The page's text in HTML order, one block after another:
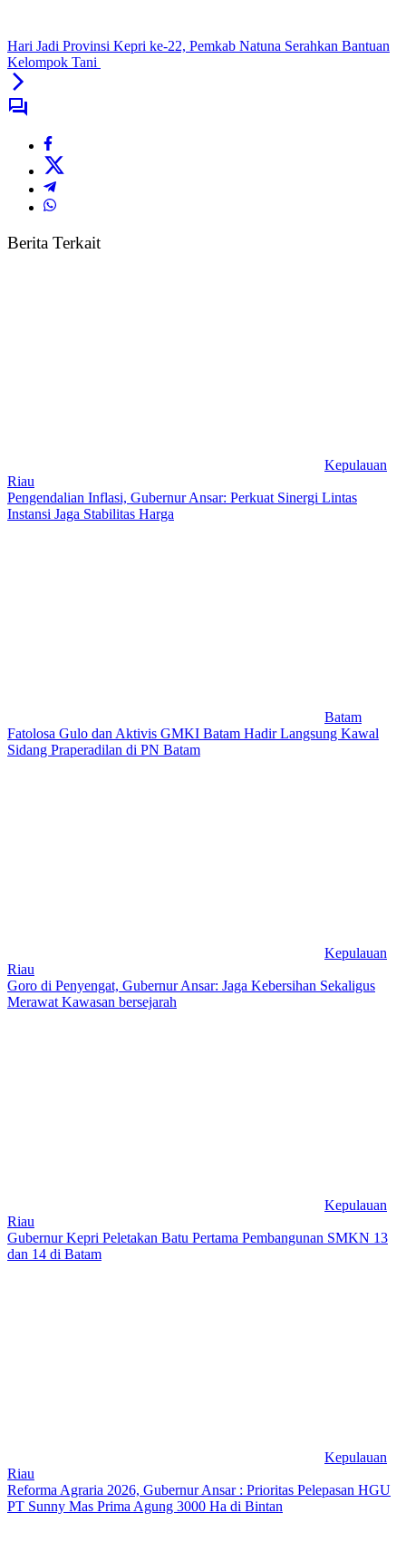
Hari Jadi Provinsi Kepri ke-22, Pemkab Natuna Serahkan Bantuan
Kelompok Tani
Berita Terkait
Kepulauan
Riau
Pengendalian Inflasi, Gubernur Ansar: Perkuat Sinergi Lintas
Instansi Jaga Stabilitas Harga
Batam
Fatolosa Gulo dan Aktivis GMKI Batam Hadir Langsung Kawal
Sidang Praperadilan di PN Batam
Kepulauan
Riau
Goro di Penyengat, Gubernur Ansar: Jaga Kebersihan Sekaligus
Merawat Kawasan bersejarah
Kepulauan
Riau
Gubernur Kepri Peletakan Batu Pertama Pembangunan SMKN 13
dan 14 di Batam
Kepulauan
Riau
Reforma Agraria 2026, Gubernur Ansar : Prioritas Pelepasan HGU
PT Sunny Mas Prima Agung 3000 Ha di Bintan